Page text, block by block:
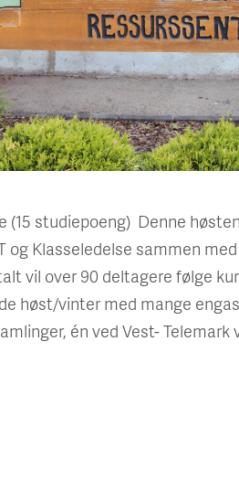
(15 studiepoeng) Denne
og Klasseledelse sammen
vil over 90 deltagere følge
høst/vinter med mange
én ved Vest- Telemark